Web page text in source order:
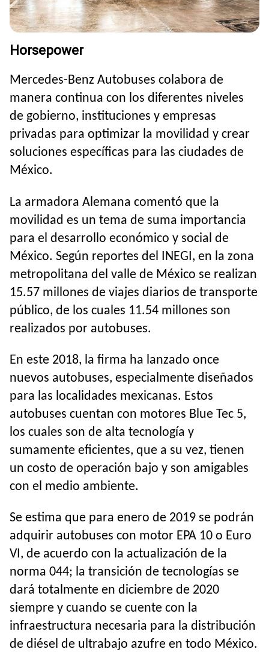
Horsepower
Mercedes-Benz Autobuses colabora de
manera continua con los diferentes niveles
de gobierno, instituciones y empresas
privadas para optimizar la movilidad y crear
soluciones específicas para las ciudades de
México.
La armadora Alemana comentó que la
movilidad es un tema de suma importancia
para el desarrollo económico y social de
México. Según reportes del INEGI, en la zona
metropolitana del valle de México se realizan
15.57 millones de viajes diarios de transporte
público, de los cuales 11.54 millones son
realizados por autobuses.
En este 2018, la firma ha lanzado once
nuevos autobuses, especialmente diseñados
para las localidades mexicanas. Estos
autobuses cuentan con motores Blue Tec 5,
los cuales son de alta tecnología y
sumamente eficientes, que a su vez, tienen
un costo de operación bajo y son amigables
con el medio ambiente.
Se estima que para enero de 2019 se podrán
adquirir autobuses con motor EPA 10 o Euro
VI, de acuerdo con la actualización de la
norma 044; la transición de tecnologías se
dará totalmente en diciembre de 2020
siempre y cuando se cuente con la
infraestructura necesaria para la distribución
de diésel de ultrabajo azufre en todo México.